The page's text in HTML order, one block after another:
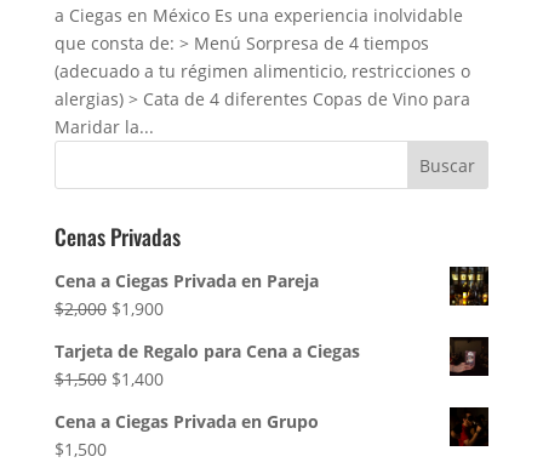
a Ciegas en México Es una experiencia inolvidable
que consta de: > Menú Sorpresa de 4 tiempos
(adecuado a tu régimen alimenticio, restricciones o
alergias) > Cata de 4 diferentes Copas de Vino para
Maridar la...
Cenas Privadas
Cena a Ciegas Privada en Pareja
$2,000 El
original
era:
$2,000.
$1,900El
actual
es:
$1,900.
Tarjeta de Regalo para Cena a Ciegas
$1,500 El
original
$1,400El
actual
Cena a Ciegas Privada en Grupo
$1,500